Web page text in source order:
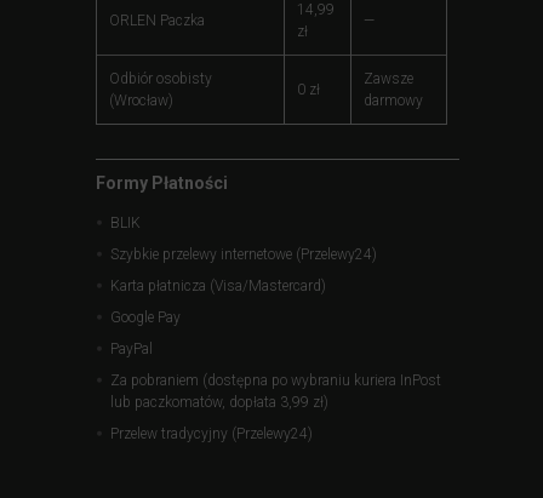
ORLEN Paczka
14,99
zł
—
Odbiór osobisty
(Wrocław)
0 zł
Zawsze
darmowy
Formy Płatności
BLIK
Szybkie przelewy internetowe (Przelewy24)
Karta płatnicza (Visa/Mastercard)
Google Pay
PayPal
Za pobraniem (dostępna po wybraniu kuriera InPost
lub paczkomatów, dopłata 3,99 zł)
Przelew tradycyjny (Przelewy24)